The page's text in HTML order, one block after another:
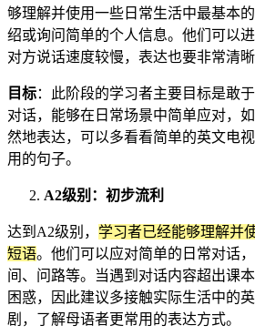
够理解并使用一些日常生活中最基本
绍或询问简单的个人信息。他们可以
对方说话速度较慢，表达也要非常清晰
目标：此阶段的学习者主要目标是敢
对话，能够在日常场景中简单应对，
然地表达，可以多看看简单的英文电
用的句子。
A2级别：初步流利
达到A2级别， 学习者已经能够理解并
短语。他们可以应对简单的日常对话
间、问路等。当遇到对话内容超出课
困惑，因此建议多接触实际生活中的
剧，了解母语者更常用的表达方式。